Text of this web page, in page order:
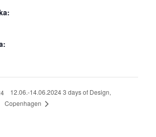
12.06.-14.06.2024 3 days of Design,
Copenhagen